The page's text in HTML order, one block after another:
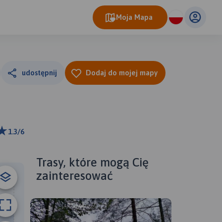
Moja Mapa
udostępnij Dodaj do mojej mapy
1.3/6
Trasy, które mogą Cię
zainteresować